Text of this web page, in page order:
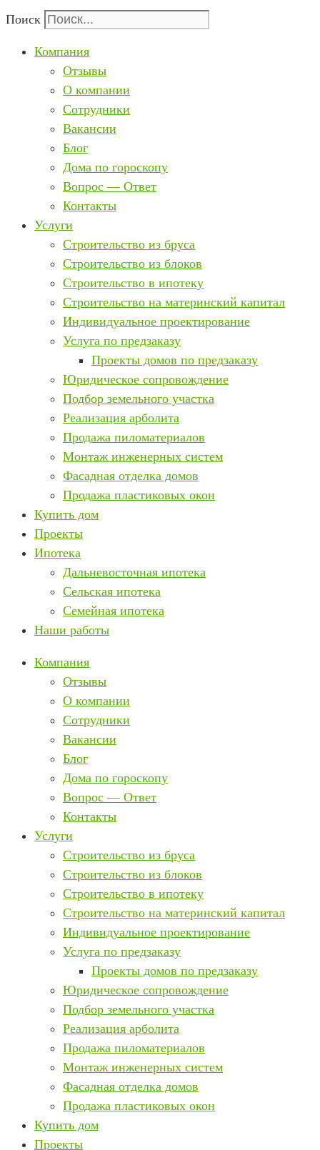
Поиск
Компания
Отзывы
О компании
Сотрудники
Вакансии
Блог
Дома по гороскопу
Вопрос — Ответ
Контакты
Услуги
Строительство из бруса
Строительство из блоков
Строительство в ипотеку
Строительство на материнский капитал
Индивидуальное проектирование
Услуга по предзаказу
Проекты домов по предзаказу
Юридическое сопровождение
Подбор земельного участка
Реализация арболита
Продажа пиломатериалов
Монтаж инженерных систем
Фасадная отделка домов
Продажа пластиковых окон
Купить дом
Проекты
Ипотека
Дальневосточная ипотека
Сельская ипотека
Семейная ипотека
Наши работы
Компания
Отзывы
О компании
Сотрудники
Вакансии
Блог
Дома по гороскопу
Вопрос — Ответ
Контакты
Услуги
Строительство из бруса
Строительство из блоков
Строительство в ипотеку
Строительство на материнский капитал
Индивидуальное проектирование
Услуга по предзаказу
Проекты домов по предзаказу
Юридическое сопровождение
Подбор земельного участка
Реализация арболита
Продажа пиломатериалов
Монтаж инженерных систем
Фасадная отделка домов
Продажа пластиковых окон
Купить дом
Проекты